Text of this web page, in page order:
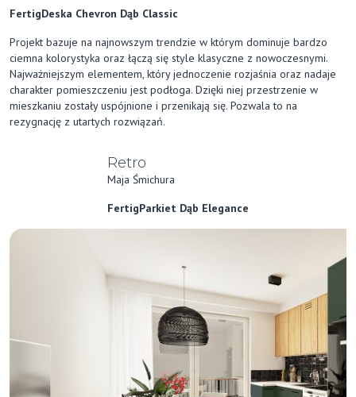
FertigDeska Chevron Dąb Classic
Projekt bazuje na najnowszym trendzie w którym dominuje bardzo
ciemna kolorystyka oraz łączą się style klasyczne z nowoczesnymi.
Najważniejszym elementem, który jednoczenie rozjaśnia oraz nadaje
charakter pomieszczeniu jest podłoga. Dzięki niej przestrzenie w
mieszkaniu zostały uspójnione i przenikają się. Pozwala to na
rezygnację z utartych rozwiązań.
Retro
Maja Śmichura
FertigParkiet Dąb Elegance